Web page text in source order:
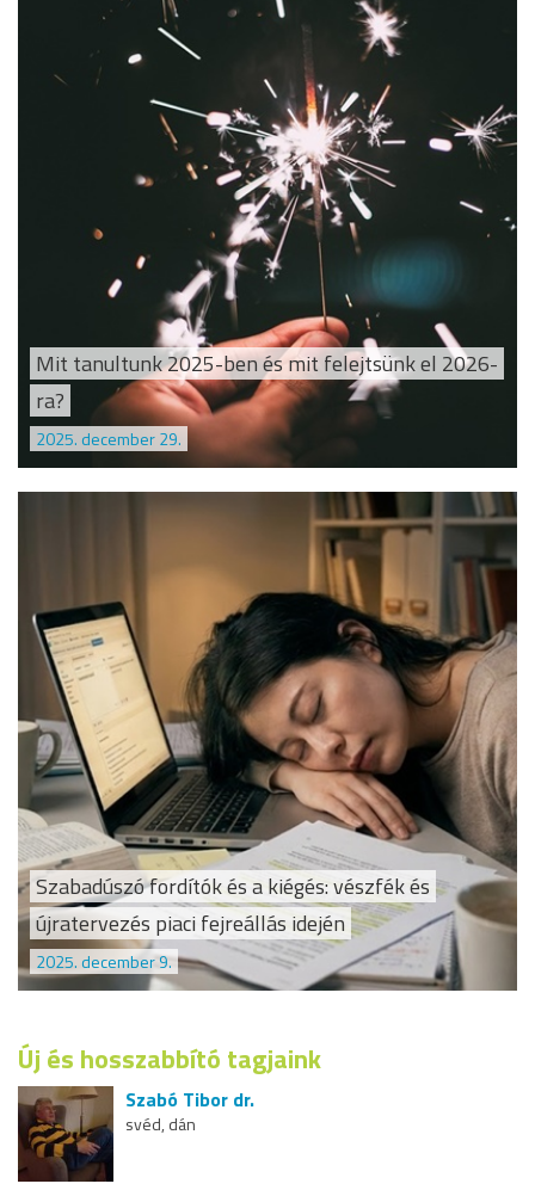
Mit tanultunk 2025-ben és mit felejtsünk el 2026-
ra?
2025. december 29.
Szabadúszó fordítók és a kiégés: vészfék és
újratervezés piaci fejreállás idején
2025. december 9.
Új és hosszabbító tagjaink
Szabó Tibor dr.
svéd, dán